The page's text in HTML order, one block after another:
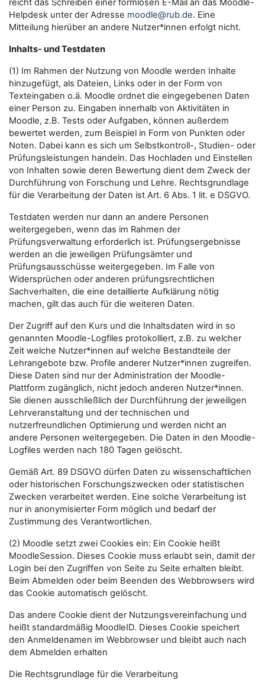
reicht das Schreiben einer formlosen E-Mail an das Moodle-
Helpdesk unter der Adresse moodle@rub.de. Eine
Mitteilung hierüber an andere Nutzer*innen erfolgt nicht.
Inhalts- und Testdaten
(1) Im Rahmen der Nutzung von Moodle werden Inhalte
hinzugefügt, als Dateien, Links oder in der Form von
Texteingaben o.ä. Moodle ordnet die eingegebenen Daten
einer Person zu. Eingaben innerhalb von Aktivitäten in
Moodle, z.B. Tests oder Aufgaben, können außerdem
bewertet werden, zum Beispiel in Form von Punkten oder
Noten. Dabei kann es sich um Selbstkontroll-, Studien- oder
Prüfungsleistungen handeln. Das Hochladen und Einstellen
von Inhalten sowie deren Bewertung dient dem Zweck der
Durchführung von Forschung und Lehre. Rechtsgrundlage
für die Verarbeitung der Daten ist Art. 6 Abs. 1 lit. e DSGVO.
Testdaten werden nur dann an andere Personen
weitergegeben, wenn das im Rahmen der
Prüfungsverwaltung erforderlich ist. Prüfungsergebnisse
werden an die jeweiligen Prüfungsämter und
Prüfungsausschüsse weitergegeben. Im Falle von
Widersprüchen oder anderen prüfungsrechtlichen
Sachverhalten, die eine detaillierte Aufklärung nötig
machen, gilt das auch für die weiteren Daten.
Der Zugriff auf den Kurs und die Inhaltsdaten wird in so
genannten Moodle-Logfiles protokolliert, z.B. zu welcher
Zeit welche Nutzer*innen auf welche Bestandteile der
Lehrangebote bzw. Profile anderer Nutzer*innen zugreifen.
Diese Daten sind nur der Administration der Moodle-
Plattform zugänglich, nicht jedoch anderen Nutzer*innen.
Sie dienen ausschließlich der Durchführung der jeweiligen
Lehrveranstaltung und der technischen und
nutzerfreundlichen Optimierung und werden nicht an
andere Personen weitergegeben. Die Daten in den Moodle-
Logfiles werden nach 180 Tagen gelöscht.
Gemäß Art. 89 DSGVO dürfen Daten zu wissenschaftlichen
oder historischen Forschungszwecken oder statistischen
Zwecken verarbeitet werden. Eine solche Verarbeitung ist
nur in anonymisierter Form möglich und bedarf der
Zustimmung des Verantwortlichen.
(2) Moodle setzt zwei Cookies ein: Ein Cookie heißt
MoodleSession. Dieses Cookie muss erlaubt sein, damit der
Login bei den Zugriffen von Seite zu Seite erhalten bleibt.
Beim Abmelden oder beim Beenden des Webbrowsers wird
das Cookie automatisch gelöscht.
Das andere Cookie dient der Nutzungsvereinfachung und
heißt standardmäßig MoodleID. Dieses Cookie speichert
den Anmeldenamen im Webbrowser und bleibt auch nach
dem Abmelden erhalten
Die Rechtsgrundlage für die Verarbeitung